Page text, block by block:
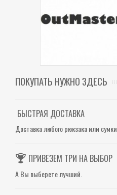
ПОКУПАТЬ НУЖНО ЗДЕСЬ
БЫСТРАЯ ДОСТАВКА
Доставка любого рюкзака или сумки.
ПРИВЕЗЕМ ТРИ НА ВЫБОР
А Вы выберете лучший.